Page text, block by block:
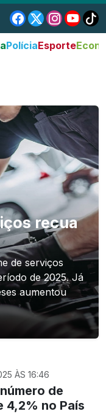
PolíciaEsporte
recua
de serviços
de 2025. Já
aumentou
ÀS 16:46
de
4,2% no País